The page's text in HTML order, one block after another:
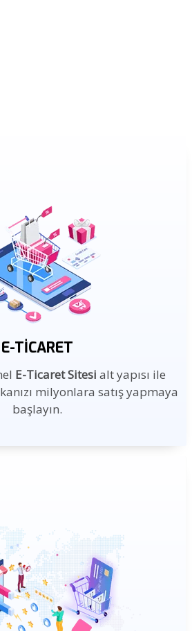
E-TICARET
E-Ticaret Sitesi alt yapısı ile
milyonlara satış yapmaya
başlayın.